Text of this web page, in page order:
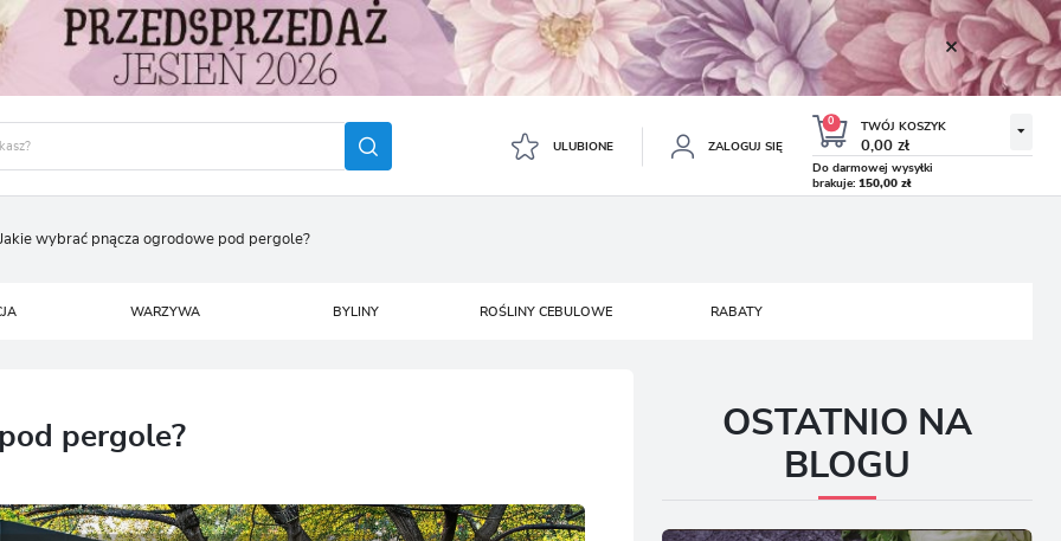
ULUBIONE ZALOGUJ SIĘ
0 TWÓJ KOSZYK
0,00 zł
Do darmowej wysyłki
brakuje: 150,00 zł
Jakie wybrać pnącza ogrodowe pod pergole?
WARZYWA BYLINY ROŚLINY CEBULOWE RABATY
pergole?
OSTATNIO NA
BLOGU